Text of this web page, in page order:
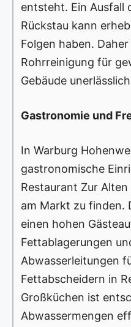
entsteht. Ein Ausfall
Rückstau kann
Folgen haben.
Rohrreinigung für
Gebäude
Gastronomie und
In Warburg
gastronomische
Restaurant Zur
am Markt zu finden.
einen hohen
Fettablagerungen
Abwasserleitungen
Fettabscheidern in
Großküchen ist
Abwassermengen